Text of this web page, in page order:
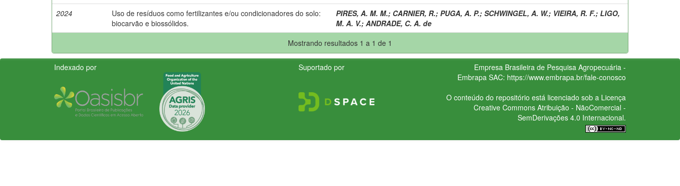
2024
Uso de resíduos como fertilizantes e/ou condicionadores do solo:
biocarvão e biossólidos.
PIRES, A. M. M.; CARNIER, R.; PUGA, A. P.; SCHWINGEL, A. W.; VIEIRA, R. F.; LIGO,
M. A. V.; ANDRADE, C. A. de
Mostrando resultados 1 a 1 de 1
Indexado por Suportado por
Empresa Brasileira de Pesquisa Agropecuária -
Embrapa SAC: https://www.embrapa.br/fale-conosco
O conteúdo do repositório está licenciado sob a Licença
Creative CommonsAtribuição - NãoComercial -
SemDerivações 4.0 Internacional.